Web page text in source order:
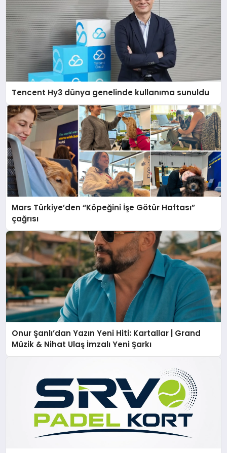
Tencent Hy3 dünya genelinde kullanıma sunuldu
Mars Türkiye’den “Köpeğini İşe Götür Haftası”
çağrısı
Onur Şanlı’dan Yazın Yeni Hiti: Kartallar | Grand
Müzik & Nihat Ulaş İmzalı Yeni Şarkı